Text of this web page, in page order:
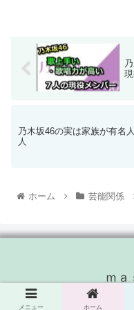
乃木坂46の実は家族が有名
人
ホーム 芸能関係
ｍａ
© 2021
メニュー ホーム